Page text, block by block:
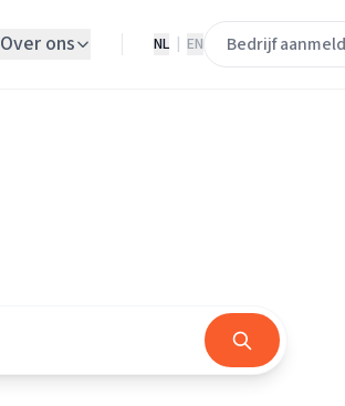
Over ons NL EN Bedrijf